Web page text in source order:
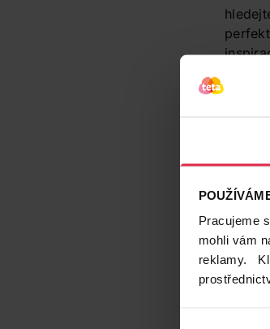
Pracujeme
mohli vám
reklamy.